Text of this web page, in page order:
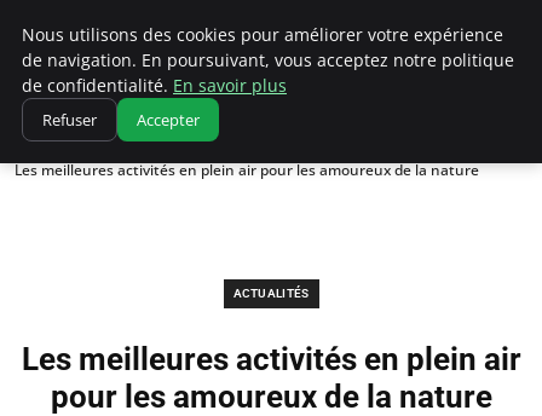
Correze Co
Accueil
Actualités
Les meilleures activités en plein air pour les amoureux de la nature
ACTUALITÉS
Les meilleures activités en plein air
pour les amoureux de la nature
Nous utilisons des cookies pour améliorer votre expérience
de navigation. En poursuivant, vous acceptez notre politique
de confidentialité. En savoir plus
Refuser Accepter